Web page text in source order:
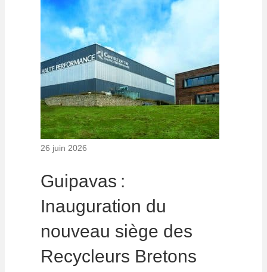
26 juin 2026
Guipavas :
Inauguration du
nouveau siège des
Recycleurs Bretons